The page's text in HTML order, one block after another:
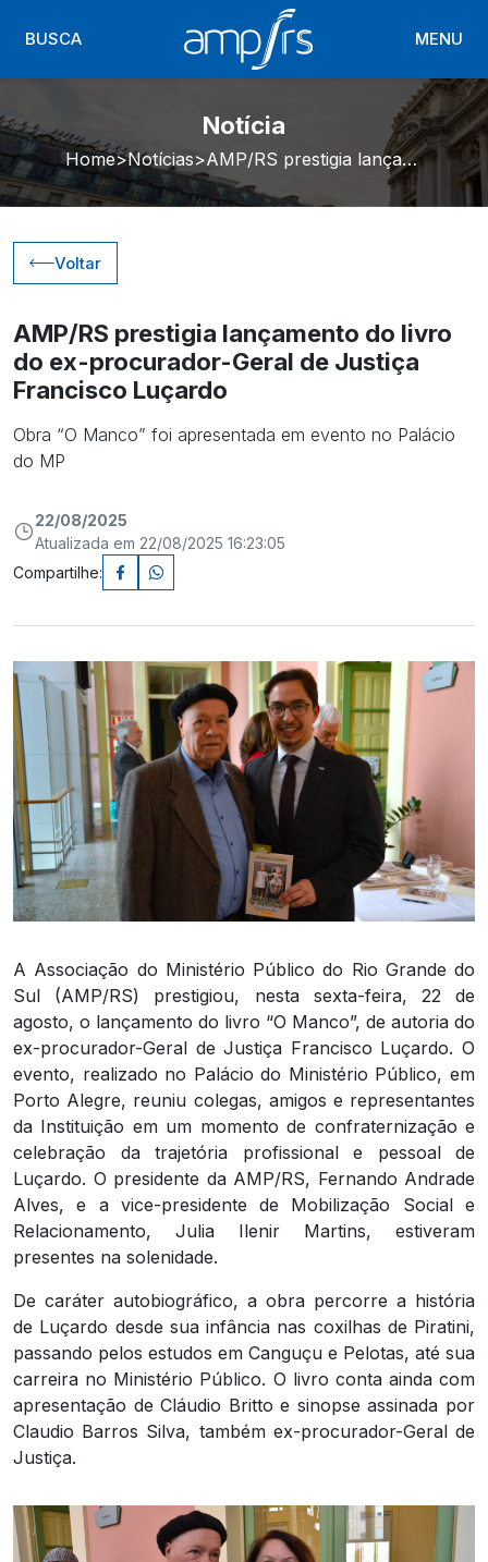
BUSCA MENU
Notícia
Home Notícias AMP/RS prestigia lançamento do livro do ex-procurador-Geral de Justiça Francisco Luçardo
Voltar
AMP/RS prestigia lançamento do livro
do ex-procurador-Geral de Justiça
Francisco Luçardo
Obra “O Manco” foi apresentada em evento no Palácio
do MP
22/08/2025
Atualizada em 22/08/2025 16:23:05
Compartilhe:
A Associação do Ministério Público do Rio Grande do
Sul (AMP/RS) prestigiou, nesta sexta-feira, 22 de
agosto, o lançamento do livro “O Manco”, de autoria do
ex-procurador-Geral de Justiça Francisco Luçardo. O
evento, realizado no Palácio do Ministério Público, em
Porto Alegre, reuniu colegas, amigos e representantes
da Instituição em um momento de confraternização e
celebração da trajetória profissional e pessoal de
Luçardo. O presidente da AMP/RS, Fernando Andrade
Alves, e a vice-presidente de Mobilização Social e
Relacionamento, Julia Ilenir Martins, estiveram
presentes na solenidade.
De caráter autobiográfico, a obra percorre a história
de Luçardo desde sua infância nas coxilhas de Piratini,
passando pelos estudos em Canguçu e Pelotas, até sua
carreira no Ministério Público. O livro conta ainda com
apresentação de Cláudio Britto e sinopse assinada por
Claudio Barros Silva, também ex-procurador-Geral de
Justiça.